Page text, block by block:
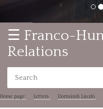
☰ Franco-
Relations
Home page Letters Dormándi László